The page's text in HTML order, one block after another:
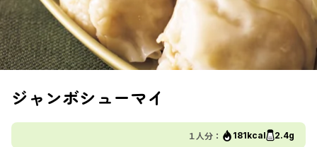
ジャンボシューマイ
１人分： 181kcal 2.4g